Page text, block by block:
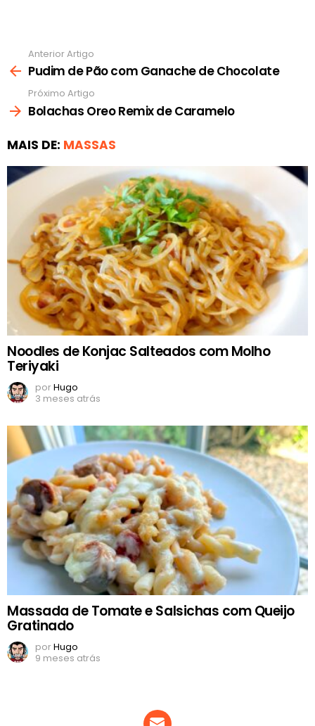
mais
Anterior Artigo
Pudim de Pão com Ganache de Chocolate
Próximo Artigo
Bolachas Oreo Remix de Caramelo
MAIS DE: MASSAS
Noodles de Konjac Salteados com Molho
Teriyaki
porHugo
3 meses atrás
Massada de Tomate e Salsichas com Queijo
Gratinado
porHugo
9 meses atrás